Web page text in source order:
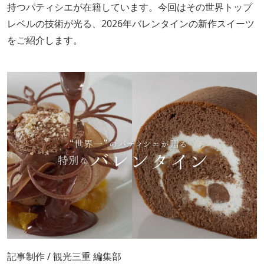
持つパティシエが在籍しています。今回はその世界トップ
レベルの技術が光る、2026年バレンタインの新作スイーツ
をご紹介します。
記事制作 / 観光三重 編集部